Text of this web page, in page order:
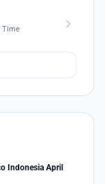
Time chevron_right
Indonesia April